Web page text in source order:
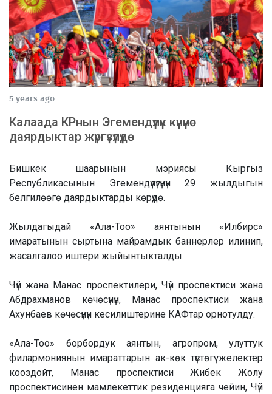
5 years ago
Калаада КРнын Эгемендүүлүк күнүнө
даярдыктар жүргүзүлүүдө
Бишкек шаарынын мэриясы Кыргыз
Республикасынын Эгемендүүлүгүнүн 29 жылдыгын
белгилөөгө даярдыктарды көрүүдө.
Жылдагыдай «Ала-Тоо» аянтынын «Илбирс»
имаратынын сыртына майрамдык баннерлер илинип,
жасалгалоо иштери жыйынтыкталды.
Чүй жана Манас проспектилери, Чүй проспектиси жана
Абдрахманов көчөсүнүн, Манас проспектиси жана
Ахунбаев көчөсүнүн кесилиштерине КАФтар орнотулду.
«Ала-Тоо» борбордук аянтын, агропром, улуттук
филармониянын имараттарын ак-көк түстөгү желектер
кооздойт, Манас проспектиси Жибек Жолу
проспектисинен мамлекеттик резиденцияга чейин, Чүй